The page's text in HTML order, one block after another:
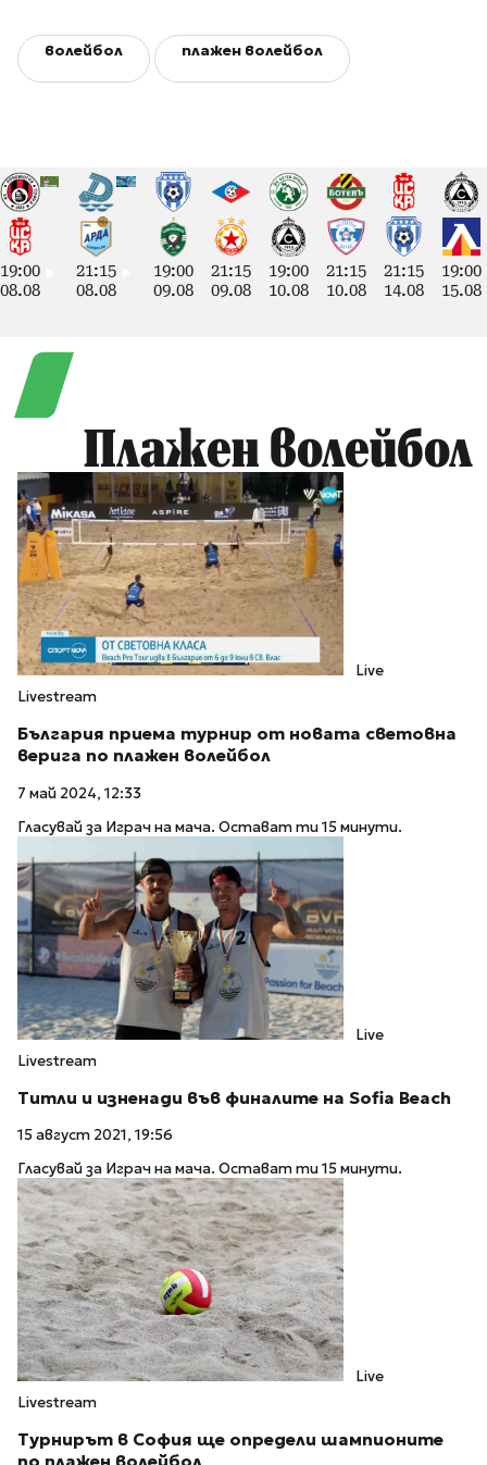
волейбол плажен волейбол
19:00
08.08
21:15
08.08
19:00
09.08
21:15
09.08
19:00
10.08
21:15
10.08
21:15
14.08
19:00
15.08
Плажен волейбол
Live
Livestream
България приема турнир от новата световна
верига по плажен волейбол
7 май 2024, 12:33
Гласувай за Играч на мача. Остават ти 15 минути.
Live
Livestream
Титли и изненади във финалите на Sofia Beach
15 август 2021, 19:56
Гласувай за Играч на мача. Остават ти 15 минути.
Live
Livestream
Турнирът в София ще определи шампионите